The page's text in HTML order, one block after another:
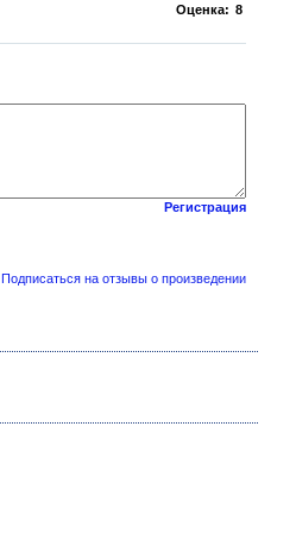
Оценка: 8
Регистрация
Подписаться на отзывы о произведении